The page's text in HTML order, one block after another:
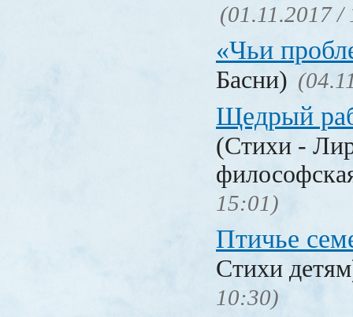
(01.11.2017 /
«Чьи
Басни)
Щедрый
(Стихи -
15:01)
Птичье
Стихи
10:30)